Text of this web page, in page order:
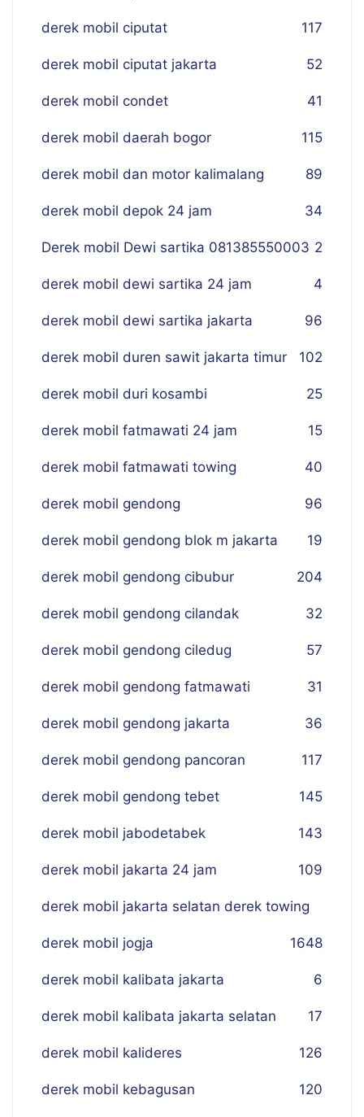
derek mobil ciputat 117
derek mobil ciputat jakarta 52
derek mobil condet 41
derek mobil daerah bogor 115
derek mobil dan motor kalimalang 89
derek mobil depok 24 jam 34
Derek mobil Dewi sartika 081385550003 2
derek mobil dewi sartika 24 jam 4
derek mobil dewi sartika jakarta 96
derek mobil duren sawit jakarta timur 102
derek mobil duri kosambi 25
derek mobil fatmawati 24 jam 15
derek mobil fatmawati towing 40
derek mobil gendong 96
derek mobil gendong blok m jakarta 19
derek mobil gendong cibubur 204
derek mobil gendong cilandak 32
derek mobil gendong ciledug 57
derek mobil gendong fatmawati 31
derek mobil gendong jakarta 36
derek mobil gendong pancoran 117
derek mobil gendong tebet 145
derek mobil jabodetabek 143
derek mobil jakarta 24 jam 109
derek mobil jakarta selatan derek towing
48
derek mobil jogja 16
derek mobil kalibata jakarta 6
derek mobil kalibata jakarta selatan 17
derek mobil kalideres 126
derek mobil kebagusan 120